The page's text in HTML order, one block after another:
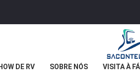
DE RV SOBRE NÓS VISITA À